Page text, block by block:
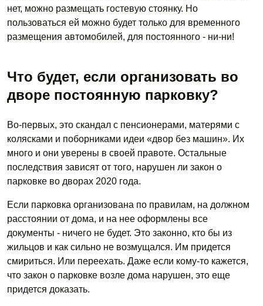
нет, можно размещать гостевую стоянку. Но
пользоваться ей можно будет только для временного
размещения автомобилей, для постоянного - ни-ни!
Что будет, если организовать во
дворе постоянную парковку?
Во-первых, это скандал с пенсионерами, матерями с
колясками и поборниками идеи «двор без машин». Их
много и они уверены в своей правоте. Остальные
последствия зависят от того, нарушен ли закон о
парковке во дворах 2020 года.
Если парковка организована по правилам, на должном
расстоянии от дома, и на нее оформлены все
документы - ничего не будет. Это законно, кто бы из
жильцов и как сильно не возмущался. Им придется
смириться. Или переехать. Даже если кому-то кажется,
что закон о парковке возле дома нарушен, это еще
придется доказать.